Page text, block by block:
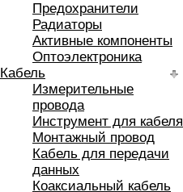
Предохранители
Радиаторы
Активные компоненты
Оптоэлектроника
Кабель
Измерительные
провода
Инструмент для кабеля
Монтажный провод
Кабель для передачи
данных
Коаксиальный кабель